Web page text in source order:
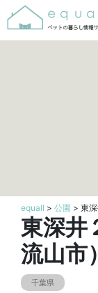
equall > 公園 > 東
東深井
流山市）
千葉県